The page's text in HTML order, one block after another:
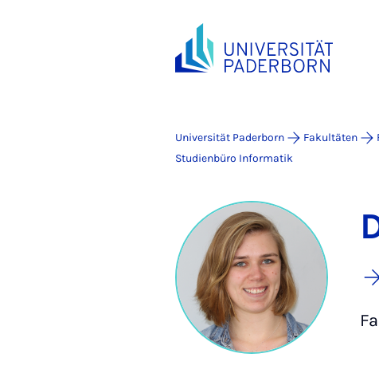
Universität Paderborn Fakultäten
Studienbüro Informatik